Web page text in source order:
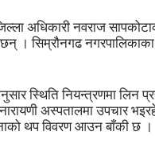
अधिकारी नवराज
। सिम्रौनगढ
स्थिति नियन्त्रणमा लिन
अस्पतालमा उपचार
थप विवरण आउन बाँकी छ ।